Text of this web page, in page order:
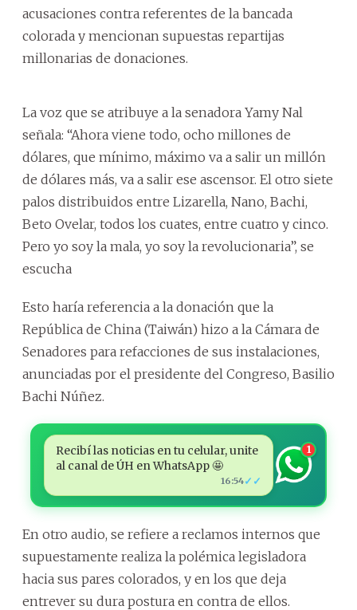
acusaciones contra referentes de la bancada
colorada y mencionan supuestas repartijas
millonarias de donaciones.
La voz que se atribuye a la senadora Yamy Nal
señala: “Ahora viene todo, ocho millones de
dólares, que mínimo, máximo va a salir un millón
de dólares más, va a salir ese ascensor. El otro siete
palos distribuidos entre Lizarella, Nano, Bachi,
Beto Ovelar, todos los cuates, entre cuatro y cinco.
Pero yo soy la mala, yo soy la revolucionaria”, se
escucha
Esto haría referencia a la donación que la
República de China (Taiwán) hizo a la Cámara de
Senadores para refacciones de sus instalaciones,
anunciadas por el presidente del Congreso, Basilio
Bachi Núñez.
Recibí las noticias en tu celular, unite
al canal de ÚH en WhatsApp 🤩
16:54✓✓
1
En otro audio, se refiere a reclamos internos que
supuestamente realiza la polémica legisladora
hacia sus pares colorados, y en los que deja
entrever su dura postura en contra de ellos.